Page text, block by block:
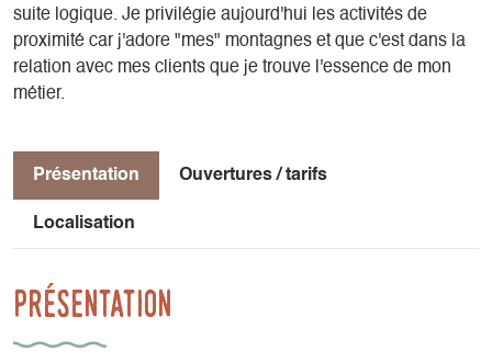
suite logique. Je privilégie aujourd'hui les activités de
proximité car j'adore "mes" montagnes et que c'est dans la
relation avec mes clients que je trouve l'essence de mon
métier.
Présentation Ouvertures / tarifs
Localisation
Présentation